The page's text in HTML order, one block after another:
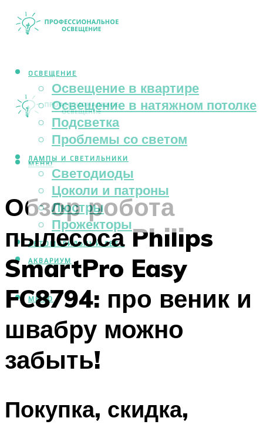
ОСВЕЩЕНИЕ
Освещение в квартире
Освещение в натяжном потолке
Подсветка
Проблемы со светом
ЛАМПЫ И СВЕТИЛЬНИКИ
Светодиоды
Цоколи и патроны
Люстры
Прожекторы
АВТОМОБИЛЬНЫЙ СВЕТ
АКВАРИУМ
МЕНЮ
МЕНЮ
Обзор робота
пылесоса Philips
SmartPro Easy
FC8794: про веник и
швабру можно
забыть!
Покупка, скидка,